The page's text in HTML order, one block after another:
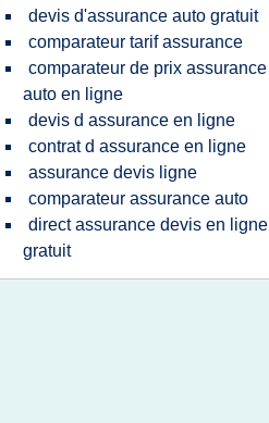
devis d'assurance auto gratuit
comparateur tarif assurance
comparateur de prix assurance
auto en ligne
devis d assurance en ligne
contrat d assurance en ligne
assurance devis ligne
comparateur assurance auto
direct assurance devis en ligne
gratuit